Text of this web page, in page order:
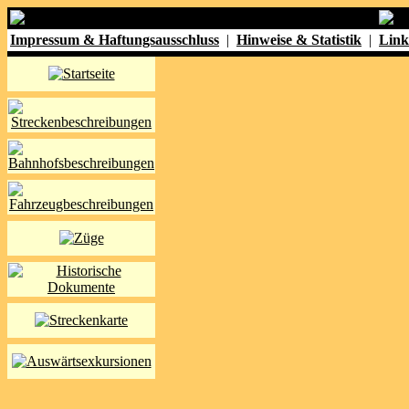
Impressum & Haftungsausschluss | Hinweise & Statistik |